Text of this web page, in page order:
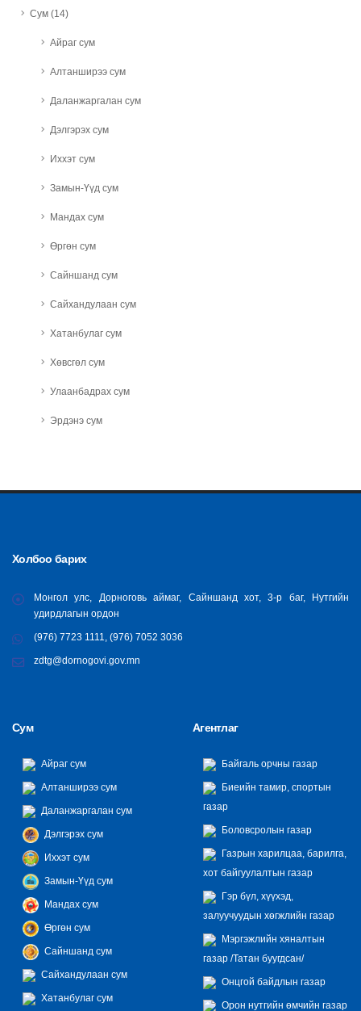
Сум (14)
Айраг сум
Алтанширээ сум
Даланжаргалан сум
Дэлгэрэх сум
Иххэт сум
Замын-Үүд сум
Мандах сум
Өргөн сум
Сайншанд сум
Сайхандулаан сум
Хатанбулаг сум
Хөвсгөл сум
Улаанбадрах сум
Эрдэнэ сум
Холбоо барих
Монгол улс, Дорноговь аймаг, Сайншанд хот, 3-р баг, Нутгийн
удирдлагын ордон
(976) 7723 1111, (976) 7052 3036
zdtg@dornogovi.gov.mn
Сум
Айраг сум
Алтанширээ сум
Даланжаргалан сум
Дэлгэрэх сум
Иххэт сум
Замын-Үүд сум
Мандах сум
Өргөн сум
Сайншанд сум
Сайхандулаан сум
Хатанбулаг сум
Агентлаг
Байгаль орчны газар
Биеийн тамир, спортын
газар
Боловсролын газар
Газрын харилцаа, барилга,
хот байгуулалтын газар
Гэр бүл, хүүхэд,
залуучуудын хөгжлийн газар
Мэргэжлийн хяналтын
газар /Татан буугдсан/
Онцгой байдлын газар
Орон нутгийн өмчийн газар